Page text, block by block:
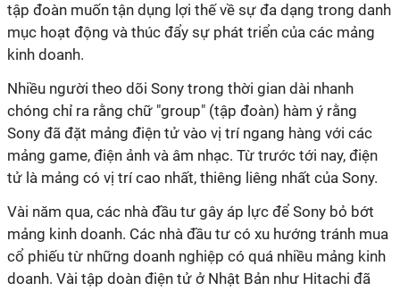
tập đoàn muốn tận dụng lợi thế về sự đa dạng trong danh
mục hoạt động và thúc đẩy sự phát triển của các mảng
kinh doanh.
Nhiều người theo dõi Sony trong thời gian dài nhanh
chóng chỉ ra rằng chữ "group" (tập đoàn) hàm ý rằng
Sony đã đặt mảng điện tử vào vị trí ngang hàng với các
mảng game, điện ảnh và âm nhạc. Từ trước tới nay, điện
tử là mảng có vị trí cao nhất, thiêng liêng nhất của Sony.
Vài năm qua, các nhà đầu tư gây áp lực để Sony bỏ bớt
mảng kinh doanh. Các nhà đầu tư có xu hướng tránh mua
cổ phiếu từ những doanh nghiệp có quá nhiều mảng kinh
doanh. Vài tập doàn điện tử ở Nhật Bản như Hitachi đã